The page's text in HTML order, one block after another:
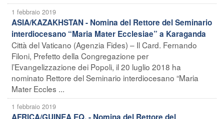
1 febbraio 2019
ASIA/KAZAKHSTAN - Nomina del Rettore del Seminario
interdiocesano “Maria Mater Ecclesiae” a Karaganda
Città del Vaticano (Agenzia Fides) – Il Card. Fernando
Filoni, Prefetto della Congregazione per
l’Evangelizzazione dei Popoli, il 20 luglio 2018 ha
nominato Rettore del Seminario interdiocesano “Maria
Mater Eccles ...
1 febbraio 2019